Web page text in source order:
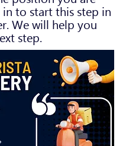
to start this step in
We will help you
step.